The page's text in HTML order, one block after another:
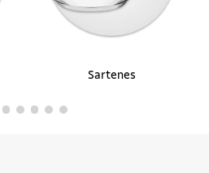
Sartenes